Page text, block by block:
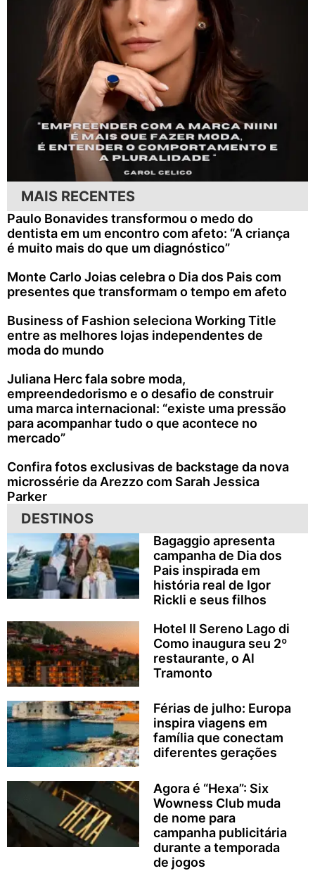
MAIS RECENTES
Paulo Bonavides transformou o medo do
dentista em um encontro com afeto: “A criança
é muito mais do que um diagnóstico”
Monte Carlo Joias celebra o Dia dos Pais com
presentes que transformam o tempo em afeto
Business of Fashion seleciona Working Title
entre as melhores lojas independentes de
moda do mundo
Juliana Herc fala sobre moda,
empreendedorismo e o desafio de construir
uma marca internacional: “existe uma pressão
para acompanhar tudo o que acontece no
mercado”
Confira fotos exclusivas de backstage da nova
microssérie da Arezzo com Sarah Jessica
Parker
DESTINOS
Bagaggio apresenta
campanha de Dia dos
Pais inspirada em
história real de Igor
Rickli e seus filhos
Hotel Il Sereno Lago di
Como inaugura seu 2º
restaurante, o Al
Tramonto
Férias de julho: Europa
inspira viagens em
família que conectam
diferentes gerações
Agora é “Hexa”: Six
Wowness Club muda
de nome para
campanha publicitária
durante a temporada
de jogos